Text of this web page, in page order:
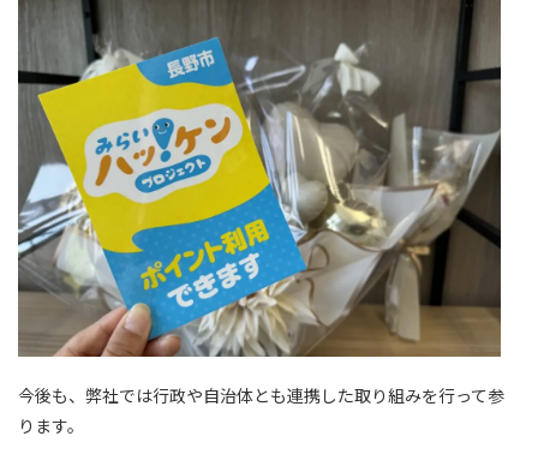
今後も、弊社では行政や自治体とも連携した取り組みを行って参
ります。